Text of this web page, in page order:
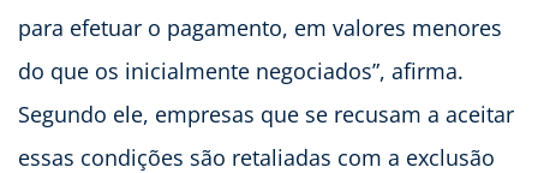
para efetuar o pagamento, em valores menores
do que os inicialmente negociados”, afirma.
Segundo ele, empresas que se recusam a aceitar
essas condições são retaliadas com a exclusão